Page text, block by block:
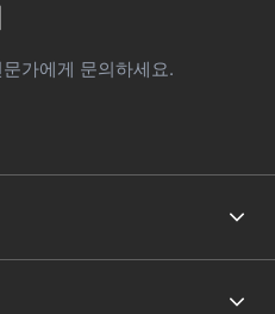
가에게 문의하세요.